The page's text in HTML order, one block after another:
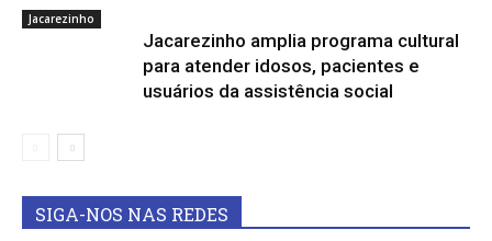
Jacarezinho
Jacarezinho amplia programa cultural
para atender idosos, pacientes e
usuários da assistência social
SIGA-NOS NAS REDES